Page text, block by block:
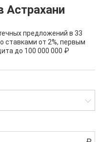
Астрахани
предложений в 33
ставками от 2%, первым
до 100 000 000 ₽